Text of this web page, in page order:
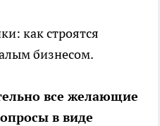
как строятся
бизнесом.
все желающие
в виде